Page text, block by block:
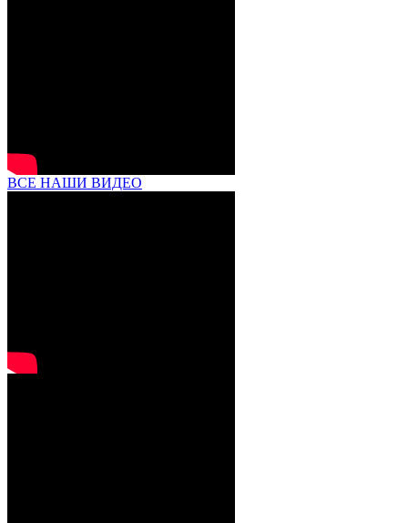
ВСЕ НАШИ ВИДЕО